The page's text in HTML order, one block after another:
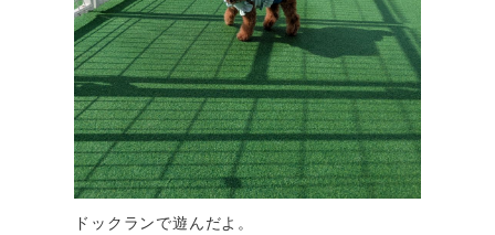
ドックランで遊んだよ。